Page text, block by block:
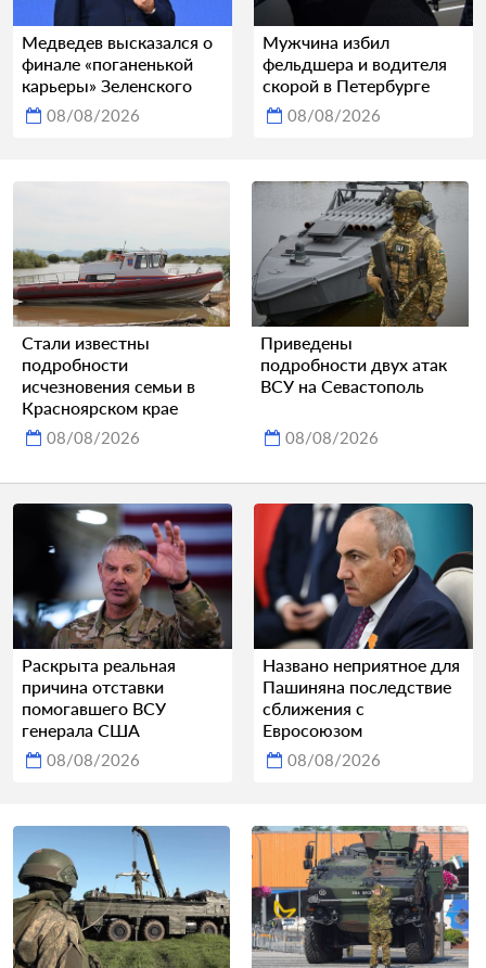
Медведев высказался о
финале «поганенькой
карьеры» Зеленского
08/08/2026
Мужчина избил
фельдшера и водителя
скорой в Петербурге
08/08/2026
Стали известны
подробности
исчезновения семьи в
Красноярском крае
08/08/2026
Приведены
подробности двух атак
ВСУ на Севастополь
08/08/2026
Раскрыта реальная
причина отставки
помогавшего ВСУ
генерала США
08/08/2026
Названо неприятное для
Пашиняна последствие
сближения с
Евросоюзом
08/08/2026